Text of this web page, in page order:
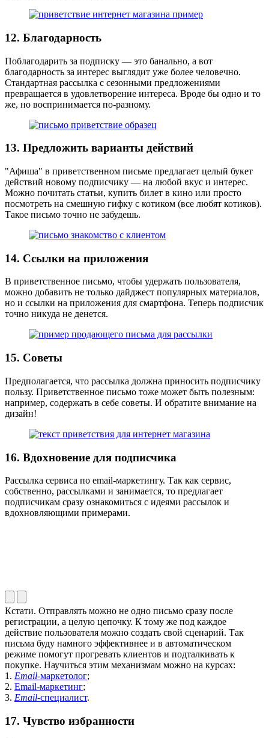
12. Благодарность
Поблагодарить за подписку — это банально, а вот
благодарность за интерес выглядит уже более человечно.
Стандартная рассылка с сезонными предложениями
превращается в удовлетворение интереса. Вроде бы одно и то
же, но воспринимается по-разному.
13. Предложить варианты действий
"Афиша" в приветственном письме предлагает целый букет
действий новому подписчику — на любой вкус и интерес.
Можно почитать статьи, купить билет в кино или просто
посмотреть на смешную гифку с котиком (все любят котиков).
Такое письмо точно не забудешь.
14. Ссылки на приложения
В приветственное письмо, чтобы удержать пользователя,
можно добавить не только дайджест популярных материалов,
но и ссылки на приложения для смартфона. Теперь подписчик
точно никуда не денется.
15. Советы
Предполагается, что рассылка должна приносить подписчику
пользу. Приветственное письмо тоже может быть полезным:
например, содержать в себе советы. И обратите внимание на
дизайн!
16. Вдохновение для подписчика
Рассылка сервиса по email-маркетингу. Так как сервис,
собственно, рассылками и занимается, то предлагает
подписчикам сразу ознакомиться с идеями рассылок и
вдохновляющими примерами.
Кстати. Отправлять можно не одно письмо сразу после
регистрации, а целую цепочку. К тому же под каждое
действие пользователя можно создать свой сценарий. Так
письма буду намного эффективнее и в автоматическом
режиме помогут прогревать клиентов и подталкивать к
покупке. Научиться этим механизмам можно на курсах:
1. Email-маркетолог;
2. Email-маркетинг;
3. Email-специалист.
17. Чувство избранности